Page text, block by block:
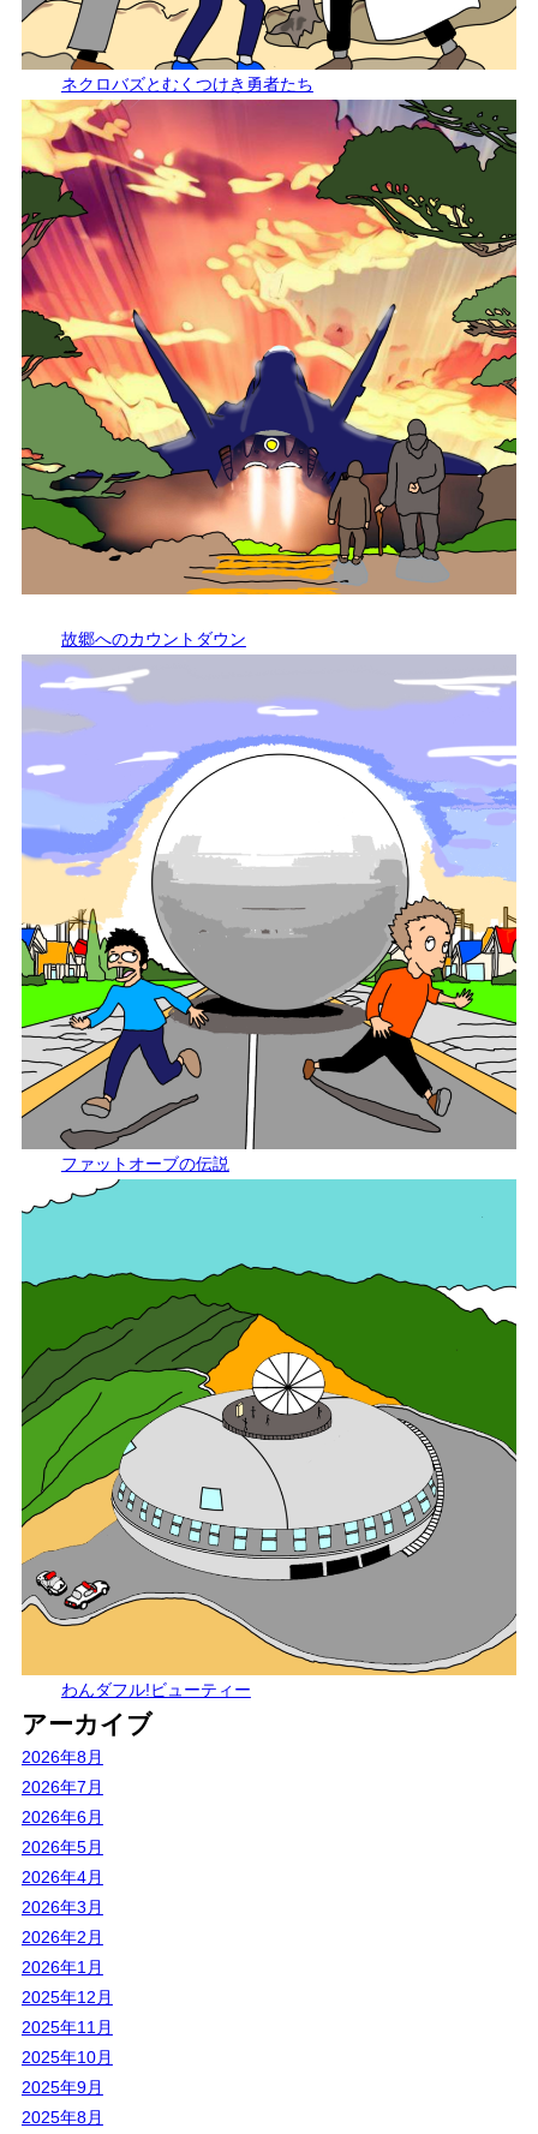
ネクロバズとむくつけき勇者たち
故郷へのカウントダウン
ファットオーブの伝説
わんダフル!ビューティー
アーカイブ
2026年8月
2026年7月
2026年6月
2026年5月
2026年4月
2026年3月
2026年2月
2026年1月
2025年12月
2025年11月
2025年10月
2025年9月
2025年8月